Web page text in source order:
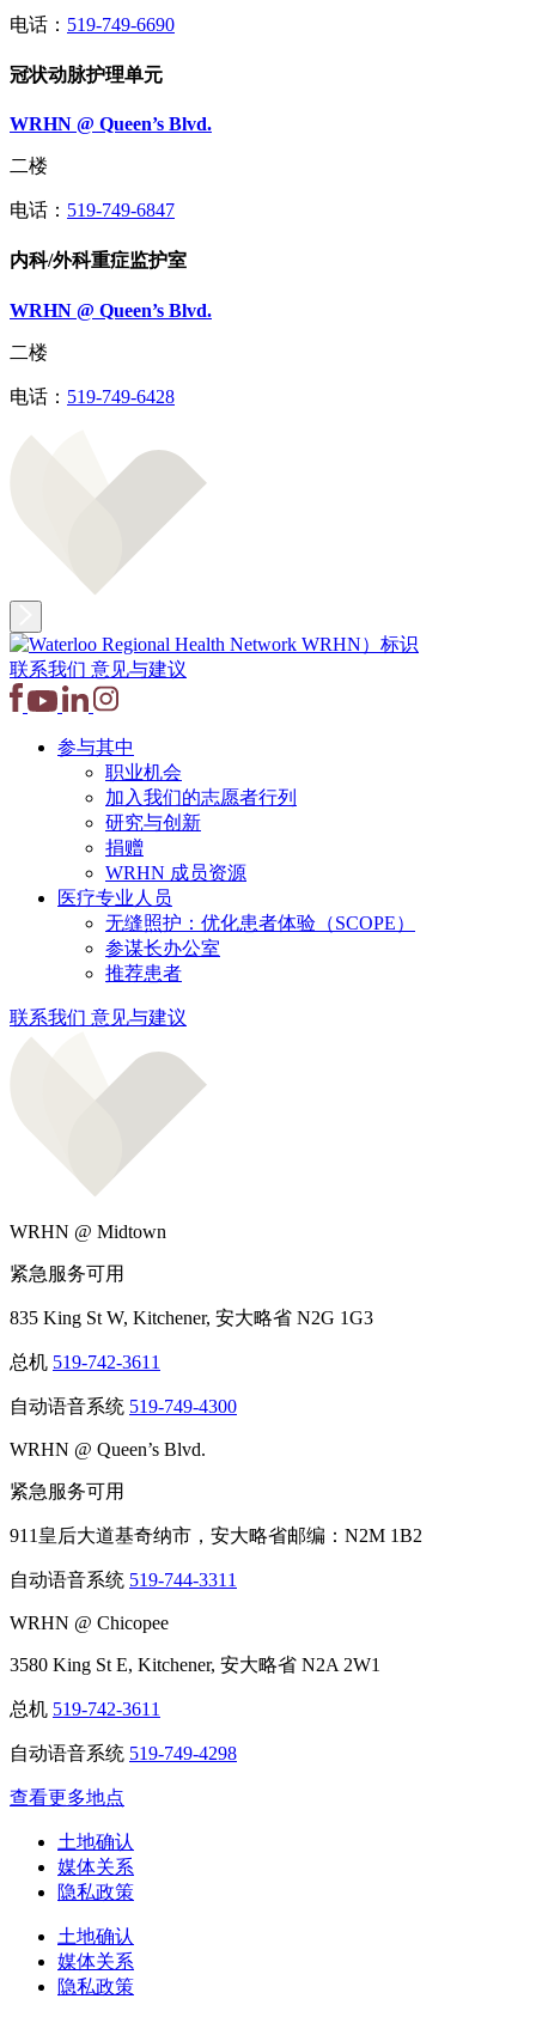
电话： 519-749-6690
冠状动脉护理单元
WRHN @ Queen’s Blvd.
二楼
电话： 519-749-6847
内科/外科重症监护室
WRHN @ Queen’s Blvd.
二楼
电话： 519-749-6428
联系我们 意见与建议
参与其中
职业机会
加入我们的志愿者行列
研究与创新
捐赠
WRHN 成员资源
医疗专业人员
无缝照护：优化患者体验（SCOPE）
参谋长办公室
推荐患者
联系我们 意见与建议
WRHN @ Midtown
紧急服务可用
835 King St W, Kitchener, 安大略省 N2G 1G3
总机 519-742-3611
自动语音系统 519-749-4300
WRHN @ Queen’s Blvd.
紧急服务可用
911皇后大道基奇纳市，安大略省邮编：N2M 1B2
自动语音系统 519-744-3311
WRHN @ Chicopee
3580 King St E, Kitchener, 安大略省 N2A 2W1
总机 519-742-3611
自动语音系统 519-749-4298
查看更多地点
土地确认
媒体关系
隐私政策
土地确认
媒体关系
隐私政策